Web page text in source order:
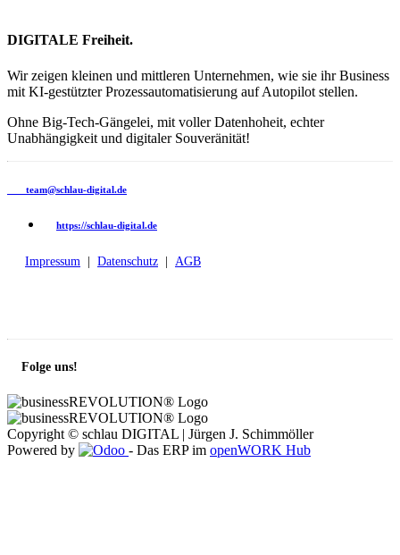
DIGITALE Freiheit.
Wir zeigen kleinen und mittleren Unternehmen, wie sie ihr Business
mit KI-gestützter Prozessautomatisierung auf Autopilot stellen.
Ohne Big-Tech-Gängelei, mit voller Datenhoheit, echter
Unabhängigkeit und digitaler Souveränität!
team@schlau-digital.de
https://schlau-digital.de
Impressum Datenschutz AGB
Folge uns!
Copyright © schlau DIGITAL | Jürgen J. Schimmöller
Powered by
- Das ERP im openWORK Hub